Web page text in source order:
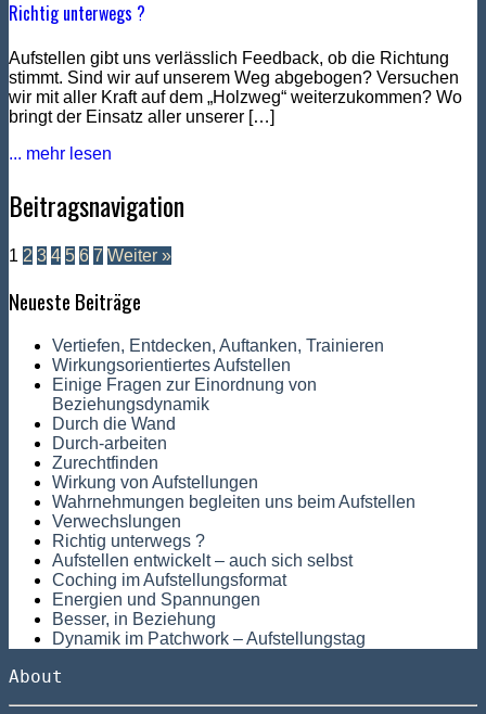
Richtig unterwegs ?
Aufstellen gibt uns verlässlich Feedback, ob die Richtung
stimmt. Sind wir auf unserem Weg abgebogen? Versuchen
wir mit aller Kraft auf dem „Holzweg“ weiterzukommen? Wo
bringt der Einsatz aller unserer […]
... mehr lesen
Beitragsnavigation
1 2 3 4 5 6 7 Weiter »
Neueste Beiträge
Vertiefen, Entdecken, Auftanken, Trainieren
Wirkungsorientiertes Aufstellen
Einige Fragen zur Einordnung von
Beziehungsdynamik
Durch die Wand
Durch-arbeiten
Zurechtfinden
Wirkung von Aufstellungen
Wahrnehmungen begleiten uns beim Aufstellen
Verwechslungen
Richtig unterwegs ?
Aufstellen entwickelt – auch sich selbst
Coching im Aufstellungsformat
Energien und Spannungen
Besser, in Beziehung
Dynamik im Patchwork – Aufstellungstag
About